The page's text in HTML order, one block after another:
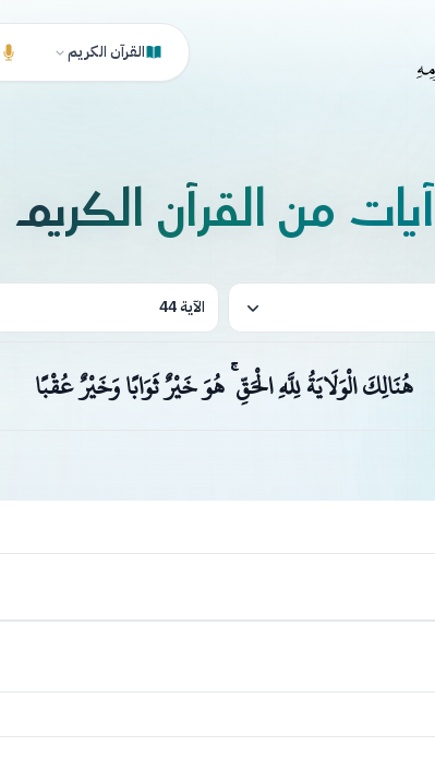
القرآن الكريم
آيات من القرآن الكريم
الآية 44
هُنَالِكَ الْوَلَايَةُ لِلَّهِ الْحَقِّ ۚ هُوَ خَيْرٌ ثَوَابًا وَخَيْرٌ عُقْبًا